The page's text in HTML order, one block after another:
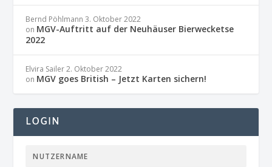
Bernd Pöhlmann 3. Oktober 2022
on MGV-Auftritt auf der Neuhäuser Bierwecketse
2022
Elvira Sailer 2. Oktober 2022
on MGV goes British – Jetzt Karten sichern!
LOGIN